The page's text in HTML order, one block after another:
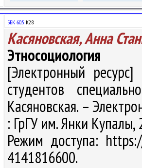
ББК 60.5 К28
Касяновская, Анна
Этносоциология
[Электронный
студентов
Касяновская. –
: ГрГУ им. Янки Купалы,
Режим доступа:
4141816600.